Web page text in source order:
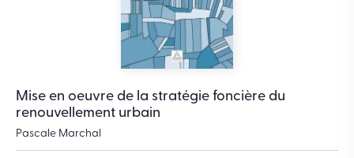
Mise en oeuvre de la stratégie foncière du
renouvellement urbain
Pascale Marchal